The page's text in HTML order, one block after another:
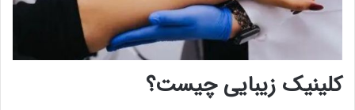
کلینیک زیبایی چیست؟